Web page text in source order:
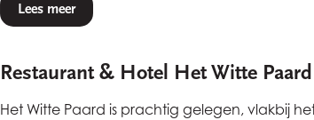
Lees meer
Restaurant & Hotel Het Witte Paard
Het Witte Paard is prachtig gelegen, vlakbij